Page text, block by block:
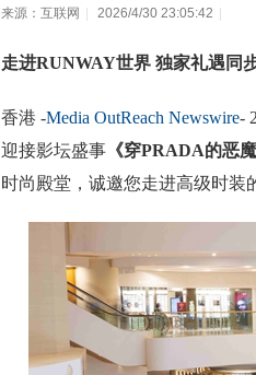
来源：互联网 2026/4/30 23:05:42
走进RUNWAY世界 独家礼遇同
香港 -Media OutReach Newswire-
迎接影坛盛事 《穿PRADA的恶魔
时尚殿堂，诚邀您走进高级时装